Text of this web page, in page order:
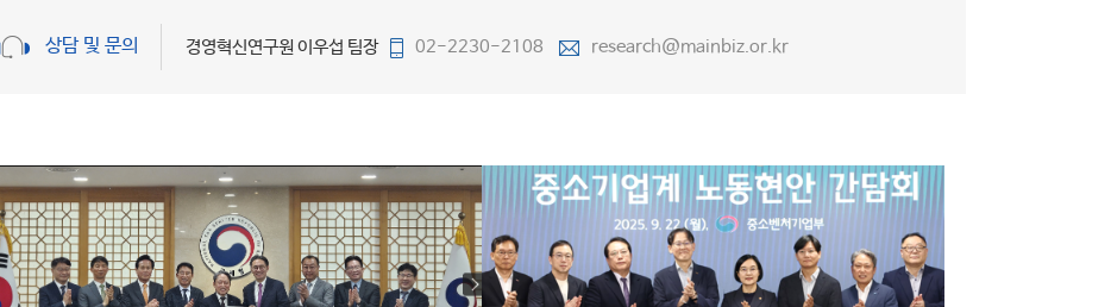
상담 및 문의 경영혁신연구원 이우섭 팀장 02-2230-2108 research@mainbiz.or.kr